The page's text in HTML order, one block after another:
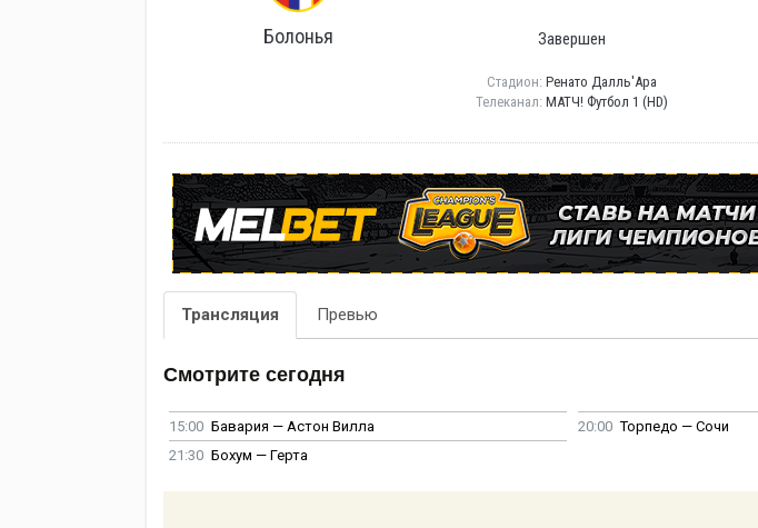
Болонья Завершен
Стадион: Ренато Далль'Ара
Телеканал: МАТЧ! Футбол 1 (HD)
Трансляция Превью
Смотрите сегодня
15:00 Бавария — Астон Вилла 20:00 Торпедо — Сочи
21:30 Бохум — Герта